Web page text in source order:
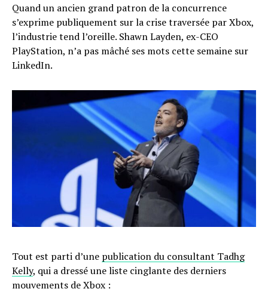
Quand un ancien grand patron de la concurrence
s’exprime publiquement sur la crise traversée par Xbox,
l’industrie tend l’oreille. Shawn Layden, ex-CEO
PlayStation, n’a pas mâché ses mots cette semaine sur
LinkedIn.
Tout est parti d’une publication du consultant Tadhg
Kelly, qui a dressé une liste cinglante des derniers
mouvements de Xbox :